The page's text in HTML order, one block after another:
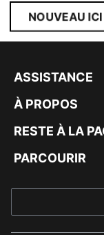
NOUVEAU
ASSISTANCE
À PROPOS
RESTE À LA
PARCOURIR